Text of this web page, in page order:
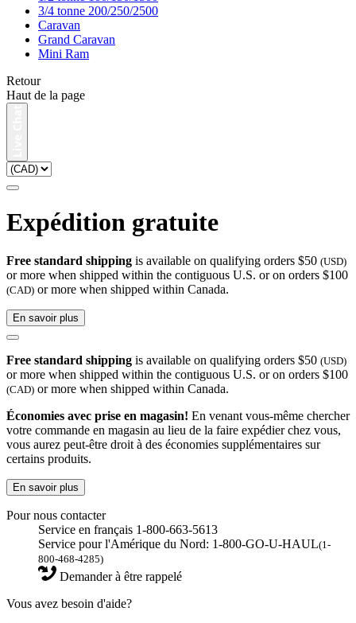
3/4 tonne 200/250/2500
Caravan
Grand Caravan
Mini Ram
Retour
Haut de la page
Expédition gratuite
Free standard shipping is available on qualifying orders $50 (USD)
or more when shipped within the contiguous U.S. or on orders $100
(CAD) or more when shipped within Canada.
En savoir plus
Free standard shipping is available on qualifying orders $50 (USD)
or more when shipped within the contiguous U.S. or on orders $100
(CAD) or more when shipped within Canada.
Économies avec prise en magasin! En venant vous-même chercher
votre commande en magasin au lieu de la faire expédier chez vous,
vous aurez peut-être droit à des économies supplémentaires sur
certains produits.
En savoir plus
Pour nous contacter
Service en français 1-800-663-5613
Service pour l'Amérique du Nord: 1-800-GO-U-HAUL(1-
800-468-4285)
Demander à être rappelé
Vous avez besoin d'aide?